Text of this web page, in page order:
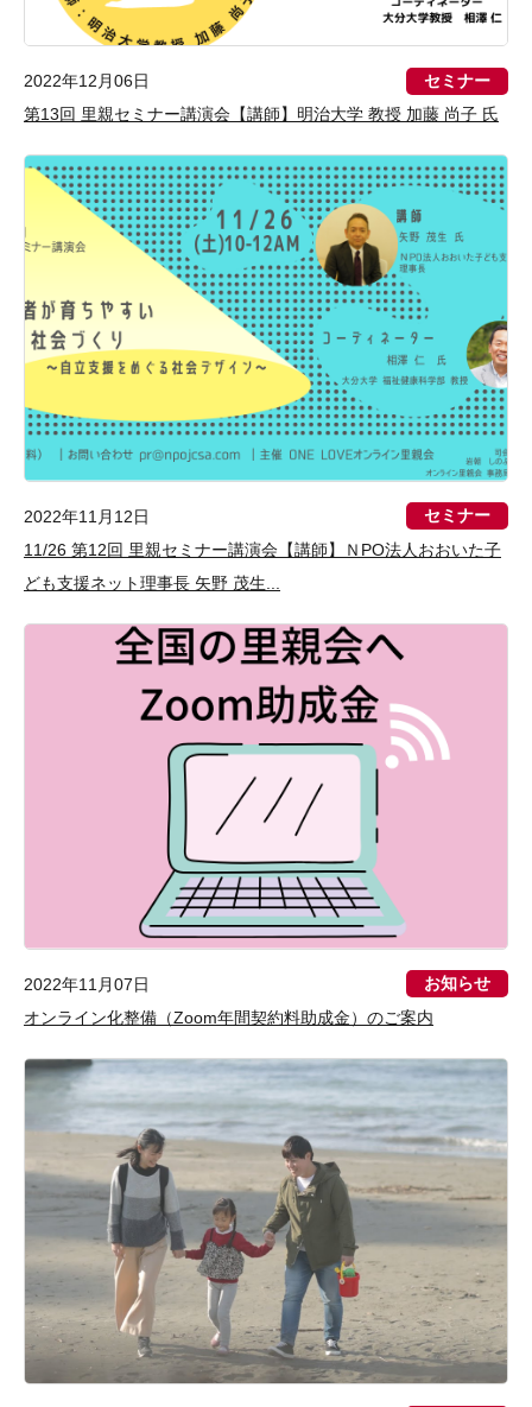
2022年12月06日
セミナー
第13回 里親セミナー講演会【講師】明治大学 教授 加藤 尚子 氏
2022年11月12日
セミナー
11/26 第12回 里親セミナー講演会【講師】ＮPO法人おおいた子
ども支援ネット理事長 矢野 茂生...
2022年11月07日
お知らせ
オンライン化整備（Zoom年間契約料助成金）のご案内